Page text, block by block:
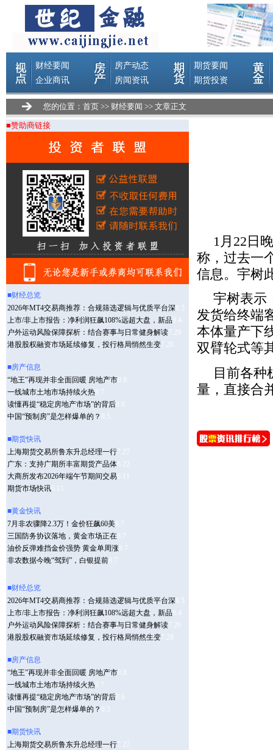
您的位置： 首页 >> 财经要闻 >> 文章正文
■赞助商链接
1月22日
称，过去一
信息。宇树
宇树表示
发货给终端
本体量产下
双臂轮式等
目前各种
量，直接合